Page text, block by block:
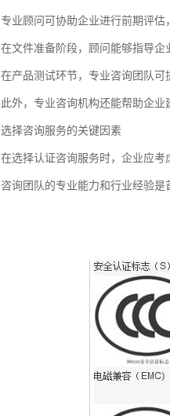
专业顾问可协助企业进行前期评估
在文件准备阶段，顾问能够指导企
在产品测试环节，专业咨询团队可
此外，专业咨询机构还能帮助企
选择咨询服务的关键因素
在选择认证咨询服务时，企业应考
咨询团队的专业能力和行业经验